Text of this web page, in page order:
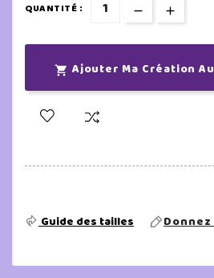
QUANTITÉ :
 Ajouter Ma Création
Guide des tailles